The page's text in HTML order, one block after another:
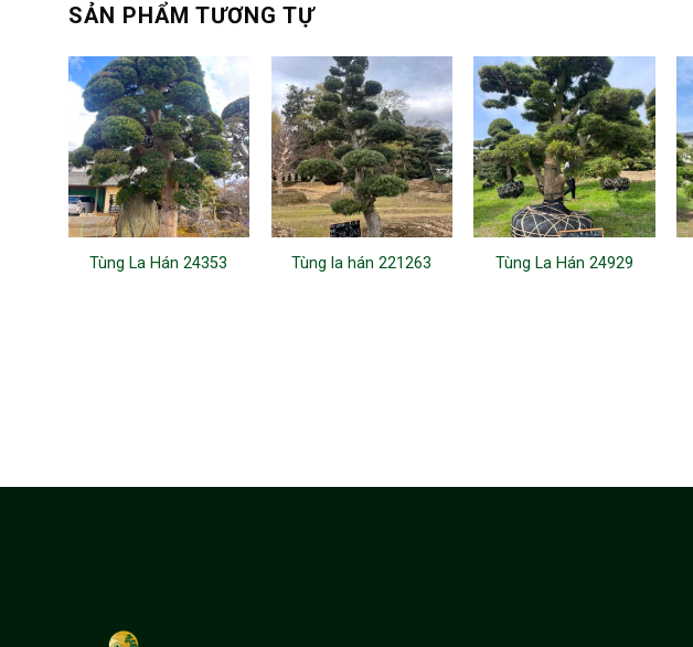
SẢN PHẨM TƯƠNG TỰ
Tùng La Hán 24353 Tùng la hán 221263 Tùng La Hán 24929